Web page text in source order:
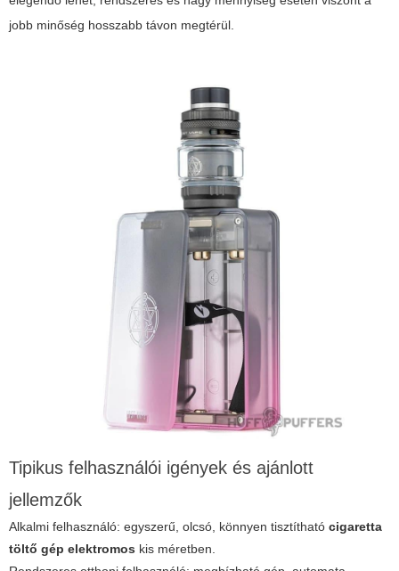
jobb minőség hosszabb távon megtérül.
Tipikus felhasználói igények és ajánlott
jellemzők
Alkalmi felhasználó: egyszerű, olcsó, könnyen tisztítható cigaretta
töltő gép elektromos kis méretben.